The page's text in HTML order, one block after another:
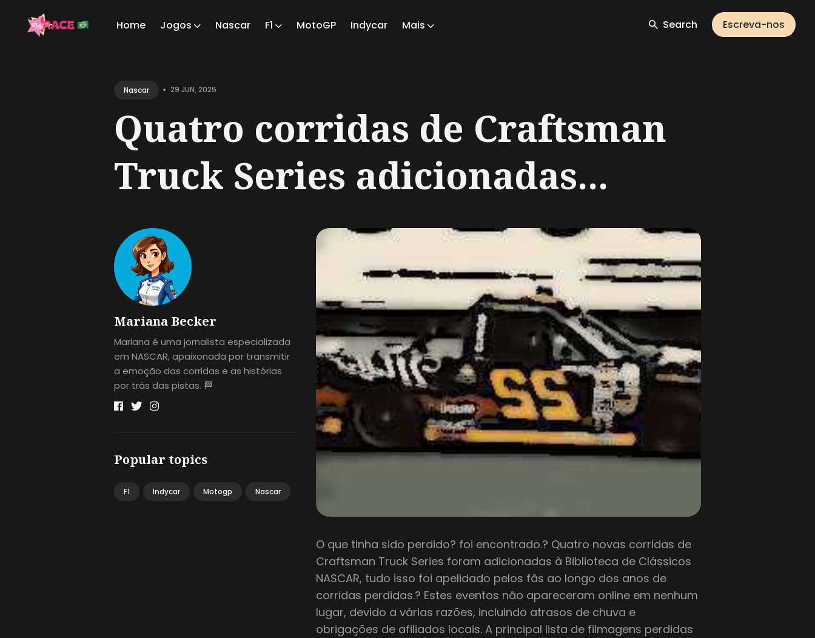
Home Jogos Nascar F1 MotoGP Indycar Mais Search Escreva-nos
Nascar • 29 JUN, 2025
Quatro corridas de Craftsman
Truck Series adicionadas...
Mariana Becker
Mariana é uma jornalista especializada
em NASCAR, apaixonada por transmitir
a emoção das corridas e as histórias
por trás das pistas. 🏁
Popular topics
F1 Indycar Motogp Nascar
O que tinha sido perdido? foi encontrado.? Quatro novas corridas de
Craftsman Truck Series foram adicionadas à Biblioteca de Clássicos
NASCAR, tudo isso foi apelidado pelos fãs ao longo dos anos de
corridas perdidas.? Estes eventos não apareceram online em nenhum
lugar, devido a várias razões, incluindo atrasos de chuva e
obrigações de afiliados locais. A principal lista de filmagens perdidas